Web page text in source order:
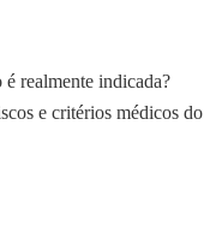
realmente indicada?
e critérios médicos do